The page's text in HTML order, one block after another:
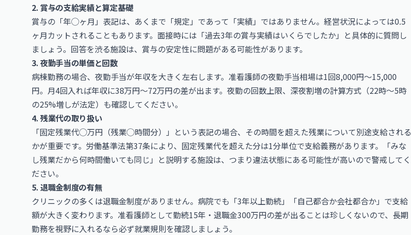
2. 賞与の支給実績と算定基礎
賞与の「年◯ヶ月」表記は、あくまで「規定」であって「実績」ではありません。経営状況によっては0.5
ヶ月カットされることもあります。面接時には「過去3年の賞与実績はいくらでしたか」と具体的に質問し
ましょう。回答を渋る施設は、賞与の安定性に問題がある可能性があります。
3. 夜勤手当の単価と回数
病棟勤務の場合、夜勤手当が年収を大きく左右します。准看護師の夜勤手当相場は1回8,000円〜15,000
円。月4回入れば年収に38万円〜72万円の差が出ます。夜勤の回数上限、深夜割増の計算方式（22時〜5時
の25%増しが法定）も確認してください。
4. 残業代の取り扱い
「固定残業代◯万円（残業◯時間分）」という表記の場合、その時間を超えた残業について別途支給される
かが重要です。労働基準法第37条により、固定残業代を超えた分は1分単位で支給義務があります。「みな
し残業だから何時間働いても同じ」と説明する施設は、つまり違法状態にある可能性が高いので警戒してく
ださい。
5. 退職金制度の有無
クリニックの多くは退職金制度がありません。病院でも「3年以上勤続」「自己都合か会社都合か」で支給
額が大きく変わります。准看護師として勤続15年・退職金300万円の差が出ることは珍しくないので、長期
勤務を視野に入れるなら必ず就業規則を確認しましょう。